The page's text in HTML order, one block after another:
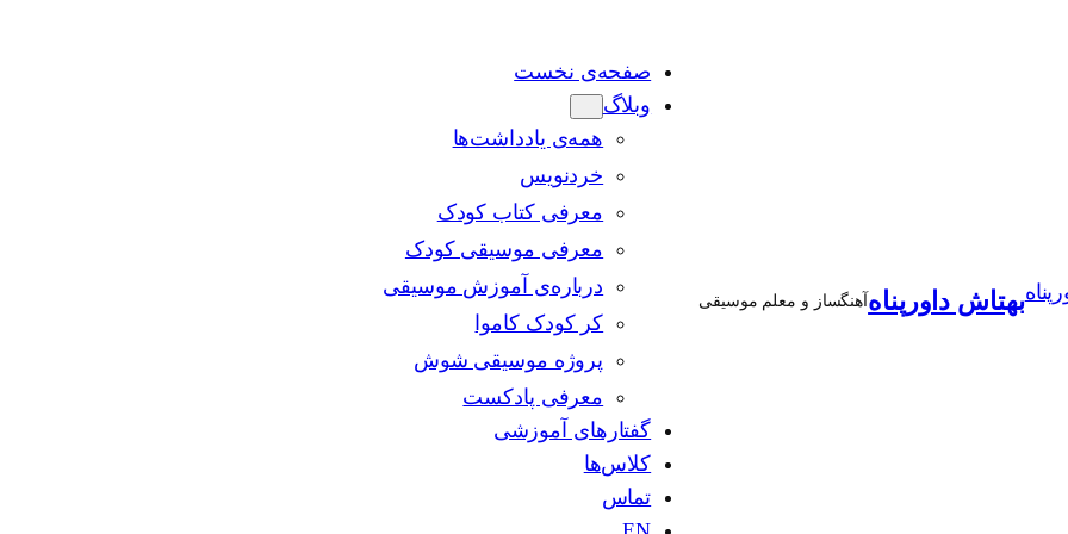
بهتاش داورپناهآهنگساز و معلم موسیقی
صفحه‌ی نخست
وبلاگ
همه‌ی یادداشت‌ها
خردنویس
معرفی کتاب کودک
معرفی موسیقی کودک
درباره‌ی آموزش موسیقی
کر کودک کاموا
پروژه موسیقی شوش
معرفی پادکست
گفتارهای آموزشی
کلاس‌ها
تماس